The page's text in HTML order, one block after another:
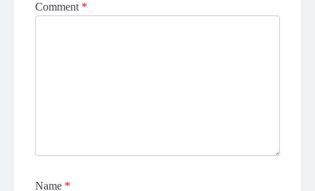
Comment *
Name *